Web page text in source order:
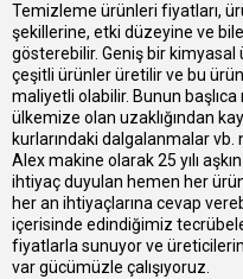
Temizleme ürünleri fiyatları,
şekillerine, etki düzeyine ve
gösterebilir. Geniş bir
çeşitli ürünler üretilir ve bu
maliyetli olabilir. Bunun
ülkemize olan uzaklığından
kurlarındaki dalgalanmalar vb.
Alex makine olarak 25 yılı
ihtiyaç duyulan hemen her
her an ihtiyaçlarına cevap
içerisinde edindiğimiz
fiyatlarla sunuyor ve
var gücümüzle çalışıyoruz.